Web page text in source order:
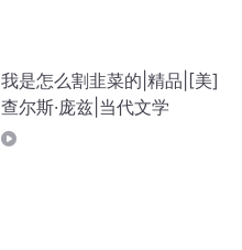
我是怎么割韭菜的|精品|[美]
查尔斯·庞兹|当代文学